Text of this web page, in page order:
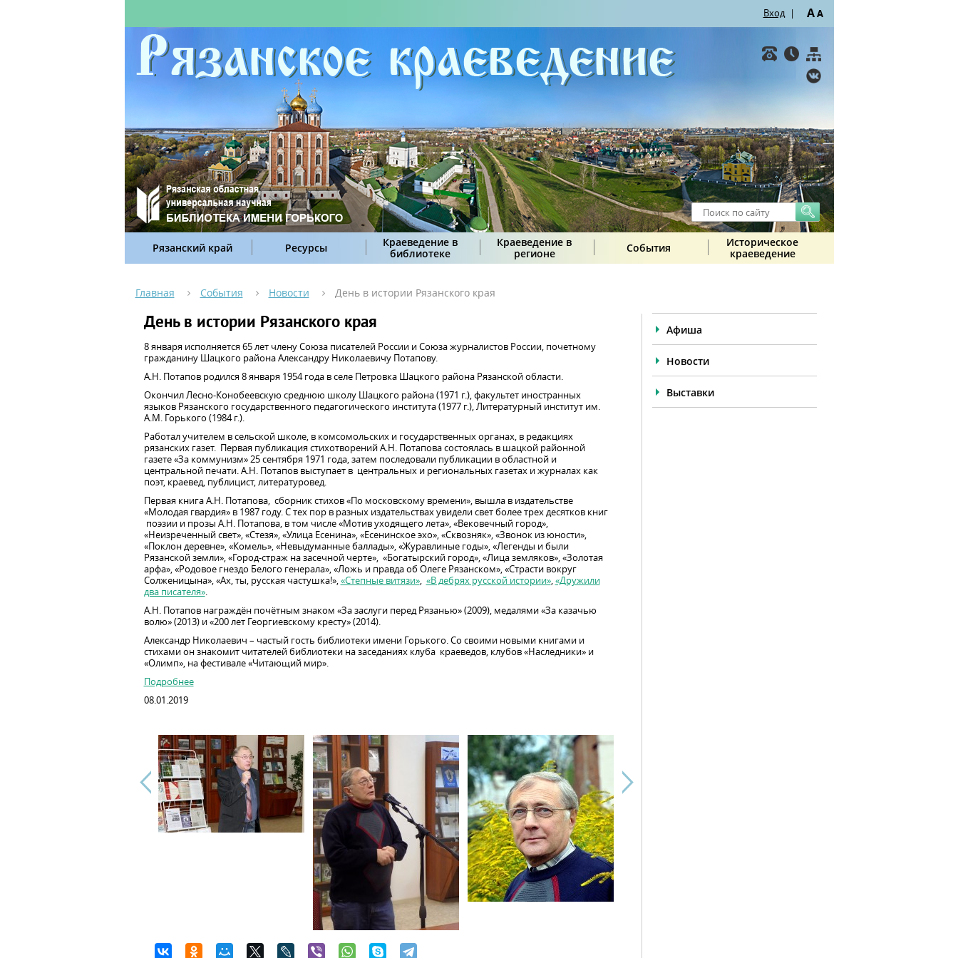
Вход | AA
Рязанский край Ресурсы
Краеведение в
библиотеке
Краеведение в
регионе
События
Историческое
краеведение
Главная События Новости День в истории Рязанского края
День в истории Рязанского края
8 января исполняется 65 лет члену Союза писателей России и Союза журналистов России, почетному
гражданину Шацкого района Александру Николаевичу Потапову.
А.Н. Потапов родился 8 января 1954 года в селе Петровка Шацкого района Рязанской области.
Окончил Лесно-Конобеевскую среднюю школу Шацкого района (1971 г.), факультет иностранных
языков Рязанского государственного педагогического института (1977 г.), Литературный институт им.
А.М. Горького (1984 г.).
Работал учителем в сельской школе, в комсомольских и государственных органах, в редакциях
рязанских газет. Первая публикация стихотворений А.Н. Потапова состоялась в шацкой районной
газете «За коммунизм» 25 сентября 1971 года, затем последовали публикации в областной и
центральной печати. А.Н. Потапов выступает в центральных и региональных газетах и журналах как
поэт, краевед, публицист, литературовед.
Первая книга А.Н. Потапова, сборник стихов «По московскому времени», вышла в издательстве
«Молодая гвардия» в 1987 году. С тех пор в разных издательствах увидели свет более трех десятков книг
поэзии и прозы А.Н. Потапова, в том числе «Мотив уходящего лета», «Вековечный город»,
«Неизреченный свет», «Стезя», «Улица Есенина», «Есенинское эхо», «Сквозняк», «Звонок из юности»,
«Поклон деревне», «Комель», «Невыдуманные баллады», «Журавлиные годы», «Легенды и были
Рязанской земли», «Город-страж на засечной черте», «Богатырский город», «Лица земляков», «Золотая
арфа», «Родовое гнездо Белого генерала», «Ложь и правда об Олеге Рязанском», «Страсти вокруг
Солженицына», «Ах, ты, русская частушка!»,«Степные витязи», «В дебрях русской истории»,«Дружили
два писателя».
А.Н. Потапов награждён почётным знаком «За заслуги перед Рязанью» (2009), медалями «За казачью
волю» (2013) и «200 лет Георгиевскому кресту» (2014).
Александр Николаевич – частый гость библиотеки имени Горького. Со своими новыми книгами и
стихами он знакомит читателей библиотеки на заседаниях клуба краеведов, клубов «Наследники» и
«Олимп», на фестивале «Читающий мир».
Подробнее
08.01.2019
Афиша
Новости
Выставки